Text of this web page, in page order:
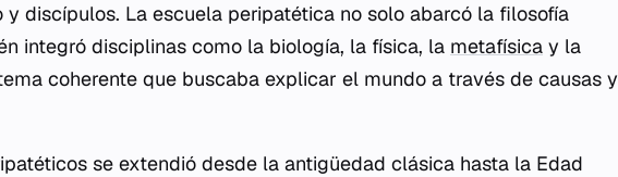
y discípulos. La escuela peripatética no solo abarcó la filosofía
integró disciplinas como la biología, la física, la metafísica y la
coherente que buscaba explicar el mundo a través de causas y
se extendió desde la antigüedad clásica hasta la Edad